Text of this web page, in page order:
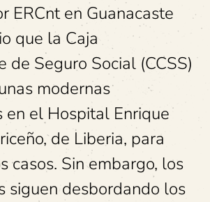
ERCnt en Guanacaste
que la Caja
de Seguro Social (CCSS)
modernas
en el Hospital Enrique
de Liberia, para
casos. Sin embargo, los
siguen desbordando los